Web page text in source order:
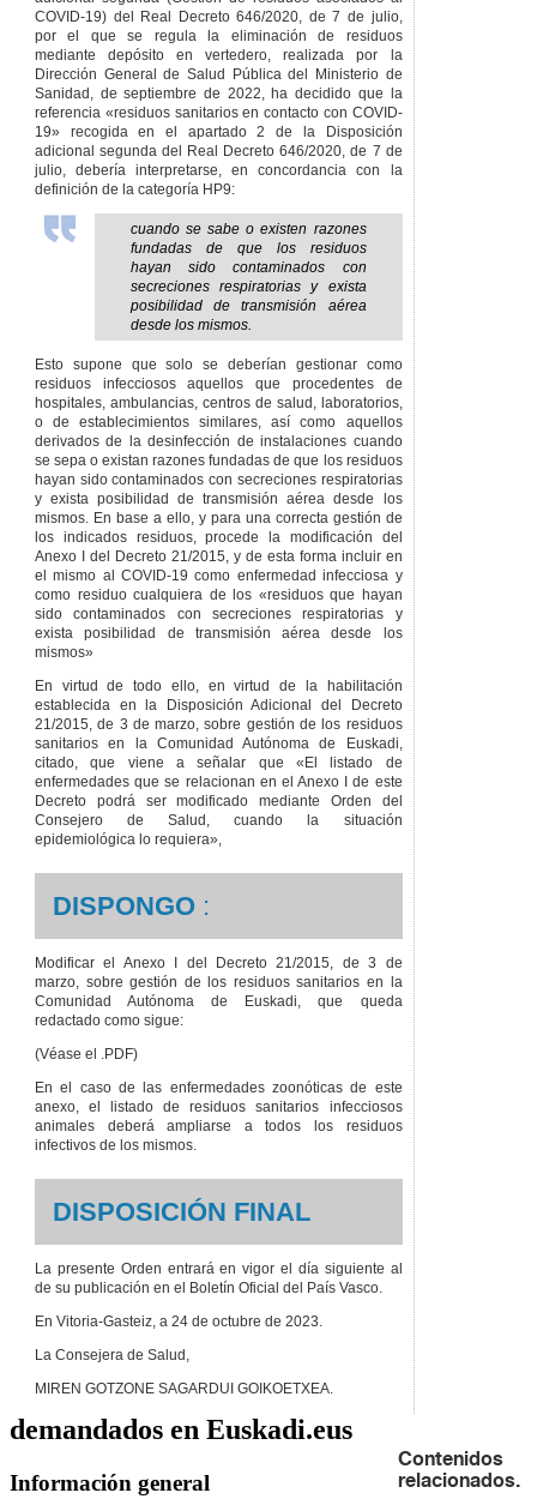
COVID-19) del Real Decreto 646/2020, de 7 de julio,
por el que se regula la eliminación de residuos
mediante depósito en vertedero, realizada por la
Dirección General de Salud Pública del Ministerio de
Sanidad, de septiembre de 2022, ha decidido que la
referencia «residuos sanitarios en contacto con COVID-
19» recogida en el apartado 2 de la Disposición
adicional segunda del Real Decreto 646/2020, de 7 de
julio, debería interpretarse, en concordancia con la
definición de la categoría HP9:
cuando se sabe o existen razones
fundadas de que los residuos
hayan sido contaminados con
secreciones respiratorias y exista
posibilidad de transmisión aérea
desde los mismos.
Esto supone que solo se deberían gestionar como
residuos infecciosos aquellos que procedentes de
hospitales, ambulancias, centros de salud, laboratorios,
o de establecimientos similares, así como aquellos
derivados de la desinfección de instalaciones cuando
se sepa o existan razones fundadas de que los residuos
hayan sido contaminados con secreciones respiratorias
y exista posibilidad de transmisión aérea desde los
mismos. En base a ello, y para una correcta gestión de
los indicados residuos, procede la modificación del
Anexo I del Decreto 21/2015, y de esta forma incluir en
el mismo al COVID-19 como enfermedad infecciosa y
como residuo cualquiera de los «residuos que hayan
sido contaminados con secreciones respiratorias y
exista posibilidad de transmisión aérea desde los
mismos»
En virtud de todo ello, en virtud de la habilitación
establecida en la Disposición Adicional del Decreto
21/2015, de 3 de marzo, sobre gestión de los residuos
sanitarios en la Comunidad Autónoma de Euskadi,
citado, que viene a señalar que «El listado de
enfermedades que se relacionan en el Anexo I de este
Decreto podrá ser modificado mediante Orden del
Consejero de Salud, cuando la situación
epidemiológica lo requiera»,
DISPONGO :
Modificar el Anexo I del Decreto 21/2015, de 3 de
marzo, sobre gestión de los residuos sanitarios en la
Comunidad Autónoma de Euskadi, que queda
redactado como sigue:
(Véase el .PDF)
En el caso de las enfermedades zoonóticas de este
anexo, el listado de residuos sanitarios infecciosos
animales deberá ampliarse a todos los residuos
infectivos de los mismos.
DISPOSICIÓN FINAL
La presente Orden entrará en vigor el día siguiente al
de su publicación en el Boletín Oficial del País Vasco.
En Vitoria-Gasteiz, a 24 de octubre de 2023.
La Consejera de Salud,
MIREN GOTZONE SAGARDUI GOIKOETXEA.
Contenidos
relacionados.
demandados en Euskadi.eus
Información general